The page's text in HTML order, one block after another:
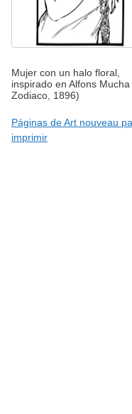
Mujer con un halo floral,
inspirado en Alfons Mucha
Zodiaco, 1896)
Páginas de Art nouveau
imprimir